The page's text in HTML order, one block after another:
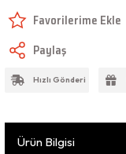
Paylaş
Hızlı Gönderi
Ürün Bilgisi